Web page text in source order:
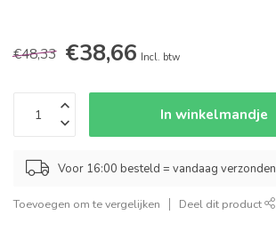
€48,33 €38,66 Incl. btw
In winkelmandje
Voor 16:00 besteld = vandaag verzonden
Toevoegen om te vergelijken Deel dit product